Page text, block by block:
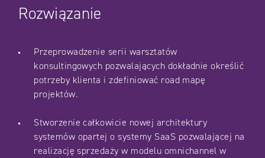
Rozwiązanie
Przeprowadzenie serii warsztatów
konsultingowych pozwalających dokładnie określić
potrzeby klienta i zdefiniować road mapę
projektów.
Stworzenie całkowicie nowej architektury
systemów opartej o systemy SaaS pozwalającej na
realizację sprzedaży w modelu omnichannel w